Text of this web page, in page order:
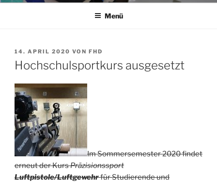
Menü
VERÖFFENTLICHT
AM
14. APRIL 2020 VON FHD
Hochschulsportkurs ausgesetzt
Im Sommersemester 2020 findet
erneut der KursPräzisionssport
Luftpistole/Luftgewehrfür Studierende und